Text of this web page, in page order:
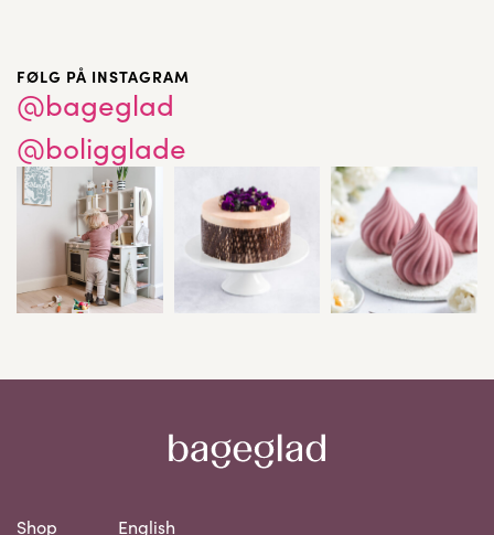
FØLG PÅ INSTAGRAM
@bageglad
@boligglade
Shop English